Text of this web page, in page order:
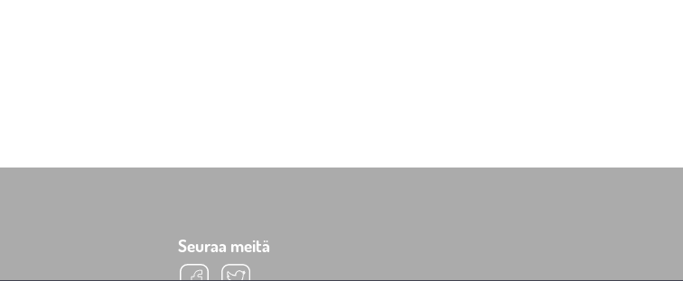
Seuraa meitä